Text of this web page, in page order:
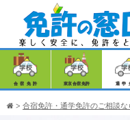
合宿免許 東京合宿免許 通学
> 合宿免許・通学免許のご相談な